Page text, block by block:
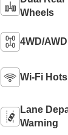
Wheels
4WD/AWD
Wi-Fi
Lane
Warning